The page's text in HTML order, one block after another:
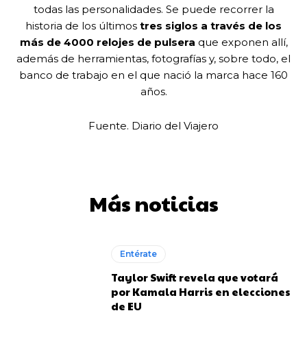
todas las personalidades. Se puede recorrer la
historia de los últimos tres siglos a través de los
más de 4000 relojes de pulsera que exponen allí,
además de herramientas, fotografías y, sobre todo, el
banco de trabajo en el que nació la marca hace 160
años.
Fuente. Diario del Viajero
Más noticias
Entérate
Taylor Swift revela que votará
por Kamala Harris en elecciones
de EU